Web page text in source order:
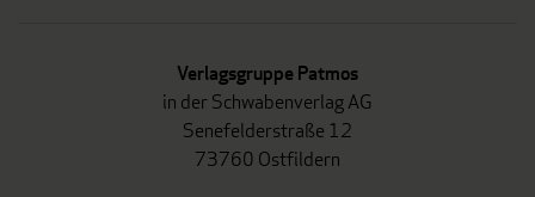
Verlagsgruppe Patmos
in der Schwabenverlag AG
Senefelderstraße 12
73760 Ostfildern